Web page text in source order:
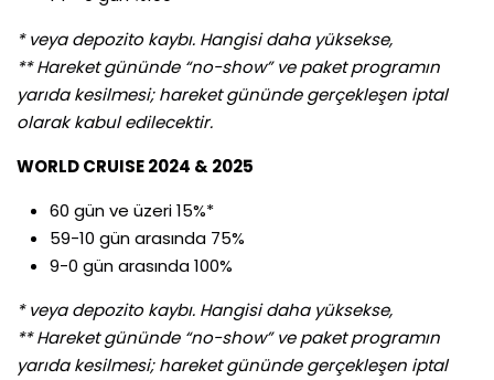
* veya depozito kaybı. Hangisi daha yüksekse,
** Hareket gününde “no-show” ve paket programın
yarıda kesilmesi; hareket gününde gerçekleşen iptal
olarak kabul edilecektir.
WORLD CRUISE 2024 & 2025
60 gün ve üzeri 15%*
59-10 gün arasında 75%
9-0 gün arasında 100%
* veya depozito kaybı. Hangisi daha yüksekse,
** Hareket gününde “no-show” ve paket programın
yarıda kesilmesi; hareket gününde gerçekleşen iptal